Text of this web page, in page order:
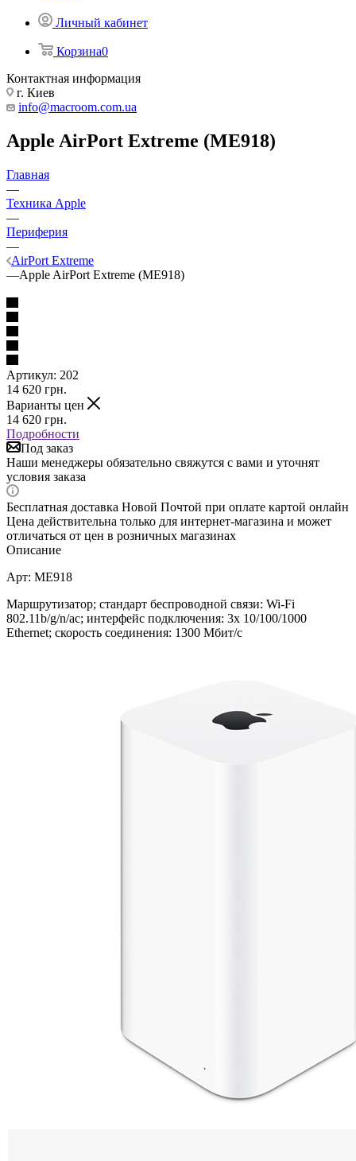
Личный кабинет
Корзина0
Контактная информация
г. Киев
info@macroom.com.ua
Apple AirPort Extreme (ME918)
Главная
—
Техника Apple
—
Периферия
—
AirPort Extreme
—Apple AirPort Extreme (ME918)
Артикул: 202
14 620 грн.
Варианты цен
14 620 грн.
Подробности
Под заказ
Наши менеджеры обязательно свяжутся с вами и уточнят
условия заказа
Бесплатная доставка Новой Почтой при оплате картой онлайн
Цена действительна только для интернет-магазина и может
отличаться от цен в розничных магазинах
Описание
Арт: ME918
Маршрутизатор; стандарт беспроводной связи: Wi-Fi
802.11b/g/n/ac; интерфейс подключения: 3x 10/100/1000
Ethernet; скорость соединения: 1300 Мбит/с